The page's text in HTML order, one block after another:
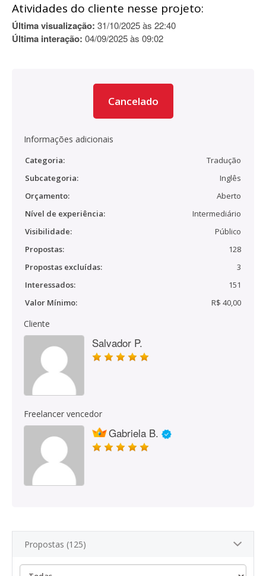
Atividades do cliente nesse projeto:
Última visualização: 31/10/2025 às 22:40
Última interação: 04/09/2025 às 09:02
Cancelado
Informações adicionais
Categoria:
Tradução
Subcategoria:
Inglês
Orçamento:
Aberto
Nível de experiência:
Intermediário
Visibilidade:
Público
Propostas:
128
Propostas excluídas:
3
Interessados:
151
Valor Mínimo:
R$ 40,00
Cliente
Salvador P.
Freelancer vencedor
Gabriela B.
Propostas (125)